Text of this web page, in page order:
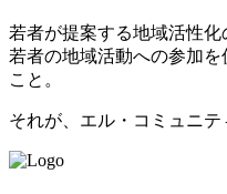
若者が提案する地域活性化
若者の地域活動への参加
こと。
それが、エル・コミュニテ